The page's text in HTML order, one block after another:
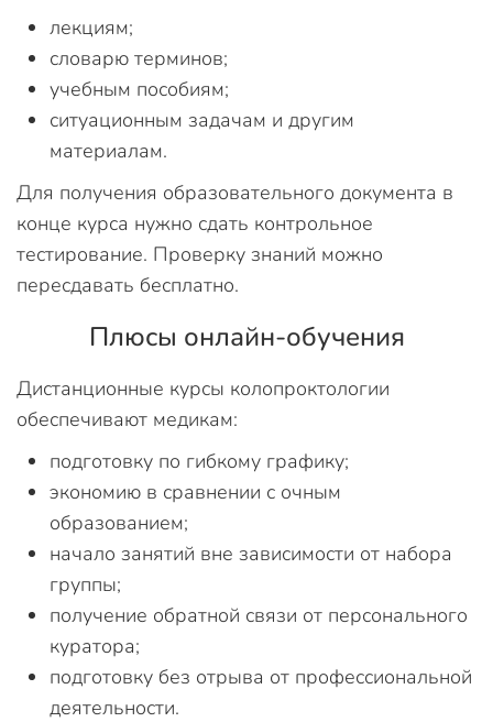
лекциям;
словарю терминов;
учебным пособиям;
ситуационным задачам и другим
материалам.
Для получения образовательного документа в
конце курса нужно сдать контрольное
тестирование. Проверку знаний можно
пересдавать бесплатно.
Плюсы онлайн-обучения
Дистанционные курсы колопроктологии
обеспечивают медикам:
подготовку по гибкому графику;
экономию в сравнении с очным
образованием;
начало занятий вне зависимости от набора
группы;
получение обратной связи от персонального
куратора;
подготовку без отрыва от профессиональной
деятельности.